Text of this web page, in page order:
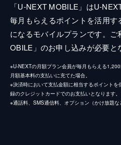
「U-NEXT MOBILE」はU-
毎月もらえるポイントを活用
になるモバイルプランです。
OBILE」のお申し込みが必要と
※U-NEXTの月額プラン会員が毎月もらえる
月額基本料の支払いに充てた場合。
※決済時において支払金額に相当するポイント
録のクレジットカードでのお支払いとなります。
※通話料、SMS通信料、オプション（かけ放題な